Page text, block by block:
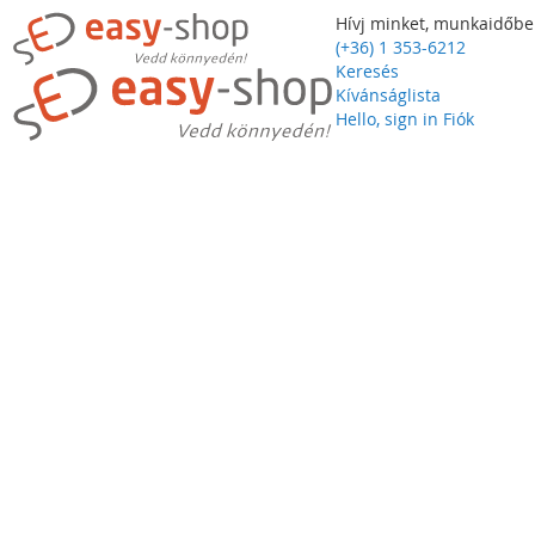
Hívj minket,
(+36) 1 353-6212
Keresés
Kívánságlista
Hello, sign in Fiók